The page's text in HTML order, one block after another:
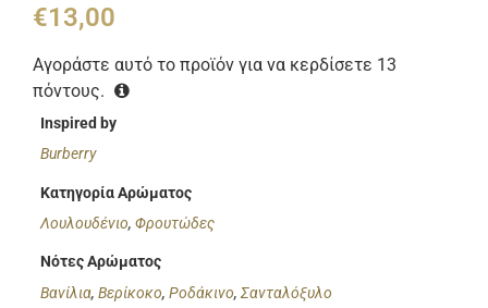
€13,00
Αγοράστε αυτό το προϊόν για να κερδίσετε 13
πόντους.
Inspired by
Burberry
Κατηγορία Αρώματος
Λουλουδένιο,Φρουτώδες
Νότες Αρώματος
Βανίλια,Βερίκοκο,Ροδάκινο,Σανταλόξυλο